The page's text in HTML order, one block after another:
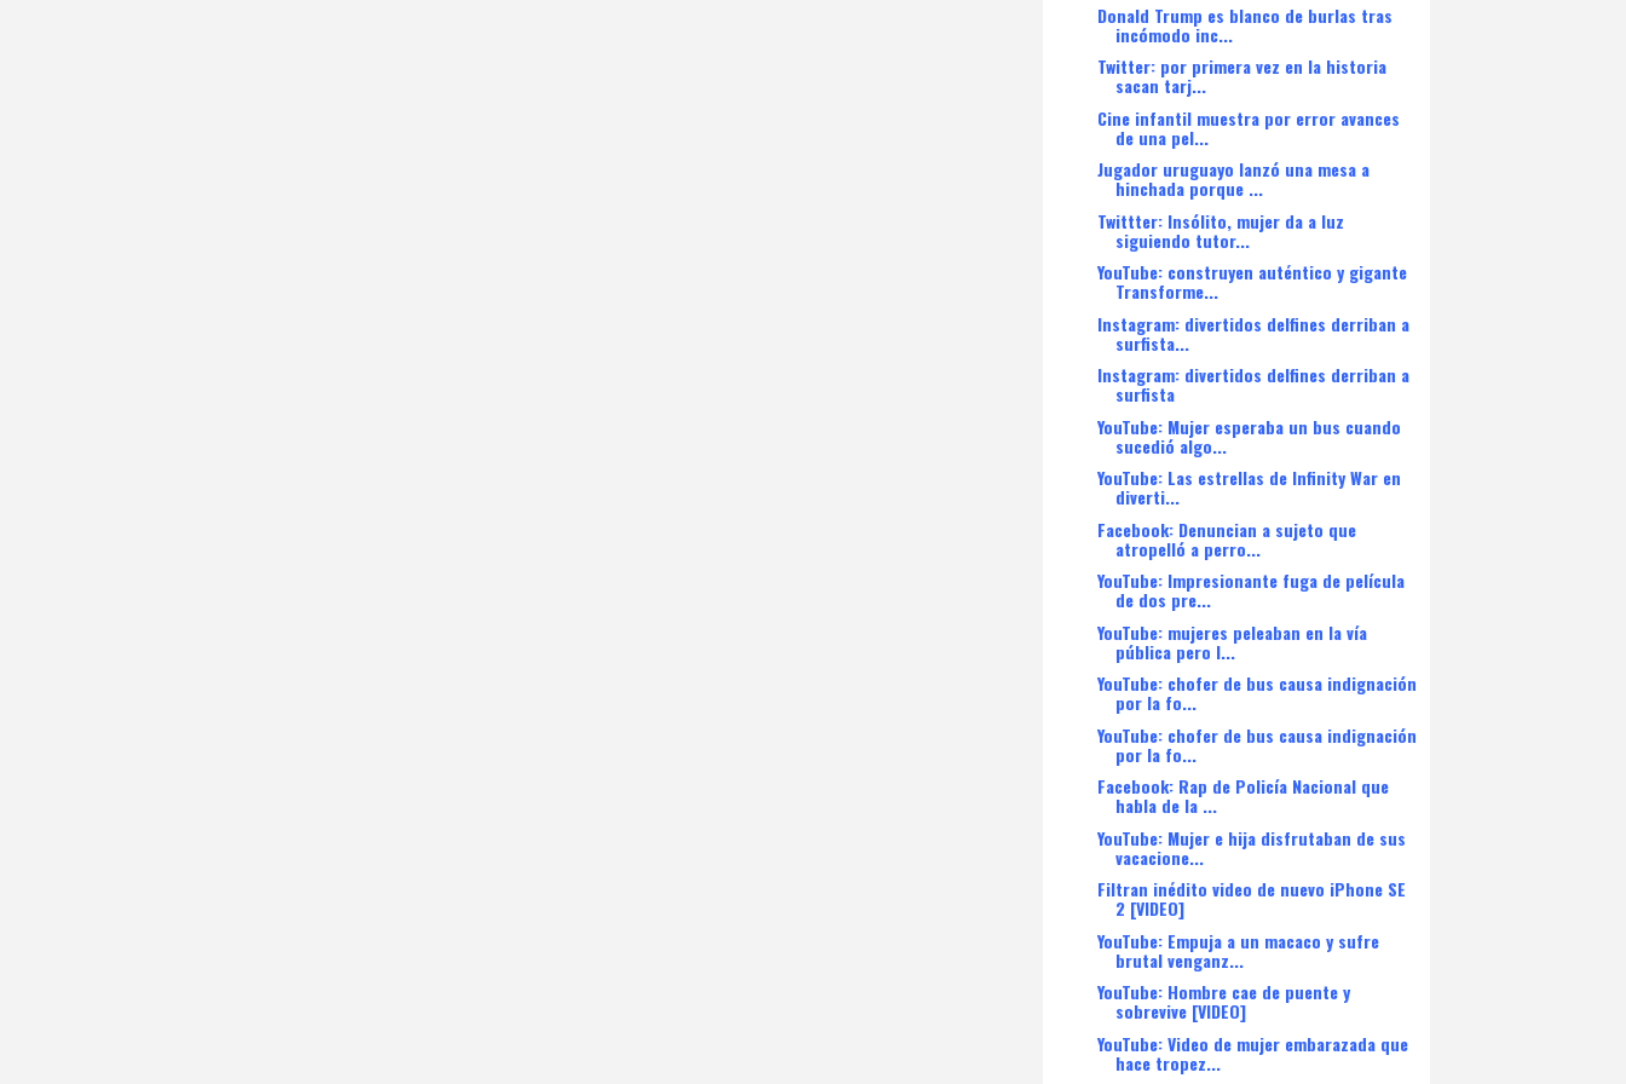
Donald Trump es blanco de burlas tras
incómodo inc...
Twitter: por primera vez en la historia
sacan tarj...
Cine infantil muestra por error avances
de una pel...
Jugador uruguayo lanzó una mesa a
hinchada porque ...
Twittter: Insólito, mujer da a luz
siguiendo tutor...
YouTube: construyen auténtico y gigante
Transforme...
Instagram: divertidos delfines derriban a
surfista...
Instagram: divertidos delfines derriban a
surfista
YouTube: Mujer esperaba un bus cuando
sucedió algo...
YouTube: Las estrellas de Infinity War en
diverti...
Facebook: Denuncian a sujeto que
atropelló a perro...
YouTube: Impresionante fuga de película
de dos pre...
YouTube: mujeres peleaban en la vía
pública pero l...
YouTube: chofer de bus causa indignación
por la fo...
YouTube: chofer de bus causa indignación
por la fo...
Facebook: Rap de Policía Nacional que
habla de la ...
YouTube: Mujer e hija disfrutaban de sus
vacacione...
Filtran inédito video de nuevo iPhone SE
2 [VIDEO]
YouTube: Empuja a un macaco y sufre
brutal venganz...
YouTube: Hombre cae de puente y
sobrevive [VIDEO]
YouTube: Video de mujer embarazada que
hace tropez...